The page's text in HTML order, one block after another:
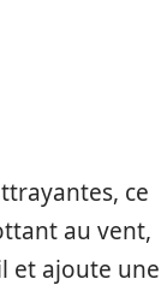
ce
au vent,
et ajoute une